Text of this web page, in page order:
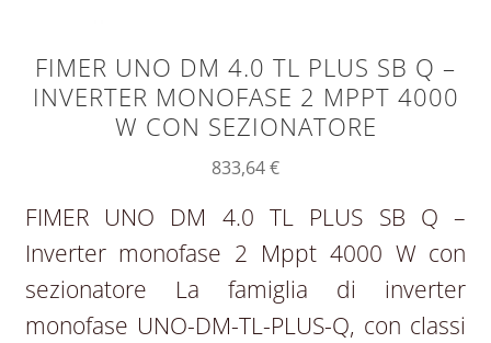
FIMER UNO DM 4.0 TL PLUS SB Q –
INVERTER MONOFASE 2 MPPT 4000
W CON SEZIONATORE
833,64€
FIMER UNO DM 4.0 TL PLUS SB Q –
Inverter monofase 2 Mppt 4000 W con
sezionatore La famiglia di inverter
monofase UNO-DM-TL-PLUS-Q, con classi